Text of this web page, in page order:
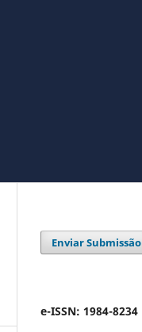
Enviar Submissão
e-ISSN: 1984-8234